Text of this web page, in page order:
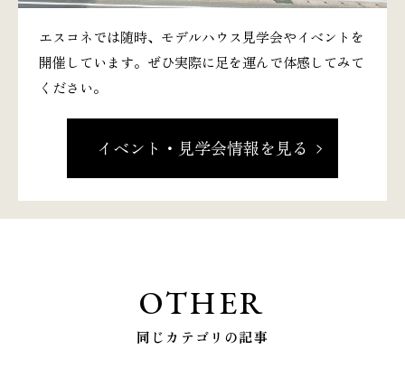
エスコネでは随時、モデルハウス見学会やイベントを
開催しています。ぜひ実際に足を運んで体感してみて
ください。
イベント・見学会情報を見る
OTHER
同じカテゴリの記事